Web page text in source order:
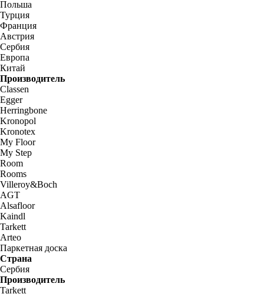
Польша
Турция
Франция
Австрия
Сербия
Европа
Китай
Производитель
Classen
Egger
Herringbone
Kronopol
Kronotex
My Floor
My Step
Room
Rooms
Villeroy&Boch
AGT
Alsafloor
Kaindl
Tarkett
Arteo
Паркетная доска
Страна
Сербия
Производитель
Tarkett